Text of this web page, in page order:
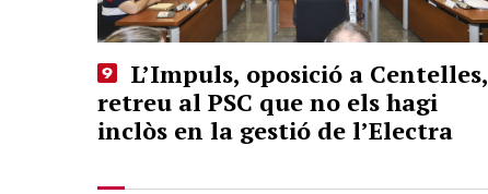
L’Impuls, oposició a Centelles,
retreu al PSC que no els hagi
inclòs en la gestió de l’Electra